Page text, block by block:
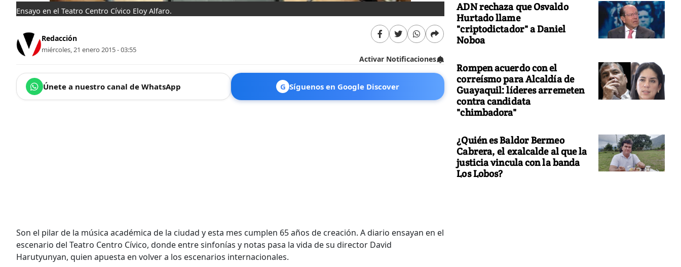
Ensayo en el Teatro Centro Cívico Eloy Alfaro. Ensayo en el Teatro Centro Cívico Eloy Alfaro.
Redacción
miércoles, 21 enero 2015 - 03:55
Activar Notificaciones
Únete a nuestro canal de WhatsApp G Síguenos en Google Discover
Son el pilar de la música académica de la ciudad y esta mes cumplen 65 años de creación. A diario ensayan en el
escenario del Teatro Centro Cívico, donde entre sinfonías y notas pasa la vida de su director David
Harutyunyan, quien apuesta en volver a los escenarios internacionales.
ADN rechaza que Osvaldo
Hurtado llame
"criptodictador" a Daniel
Noboa
Rompen acuerdo con el
correísmo para Alcaldía de
Guayaquil: líderes arremeten
contra candidata
"chimbadora"
¿Quién es Baldor Bermeo
Cabrera, el exalcalde al que la
justicia vincula con la banda
Los Lobos?